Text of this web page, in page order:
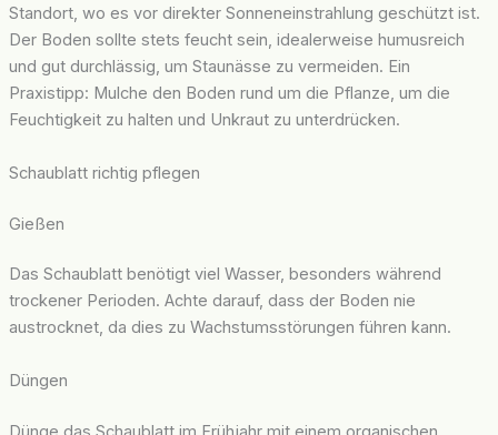
Standort, wo es vor direkter Sonneneinstrahlung geschützt ist.
Der Boden sollte stets feucht sein, idealerweise humusreich
und gut durchlässig, um Staunässe zu vermeiden. Ein
Praxistipp: Mulche den Boden rund um die Pflanze, um die
Feuchtigkeit zu halten und Unkraut zu unterdrücken.
Schaublatt richtig pflegen
Gießen
Das Schaublatt benötigt viel Wasser, besonders während
trockener Perioden. Achte darauf, dass der Boden nie
austrocknet, da dies zu Wachstumsstörungen führen kann.
Düngen